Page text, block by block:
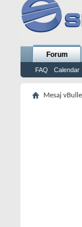
Forum
FAQ Calendar
Mesaj